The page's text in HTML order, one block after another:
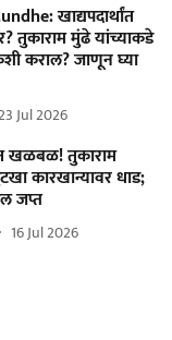
खाद्यपदार्थांत
मुंढे यांच्याकडे
कराल? जाणून घ्या
Jul 2026
खळबळ! तुकाराम
कारखान्यावर धाड;
जप्त
16 Jul 2026